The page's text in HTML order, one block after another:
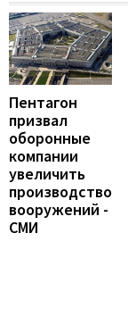
Пентагон
призвал
оборонные
компании
увеличить
производство
вооружений -
СМИ